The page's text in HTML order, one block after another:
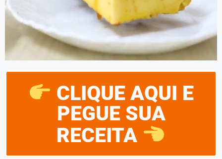
CLIQUE AQUI E
PEGUE SUA
RECEITA